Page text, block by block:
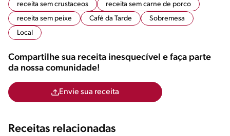
receita sem crustaceos
receita sem carne de porco
receita sem peixe
Café da Tarde
Sobremesa
Local
Compartilhe sua receita inesquecível e faça parte
da nossa comunidade!
Envie sua receita
Receitas relacionadas